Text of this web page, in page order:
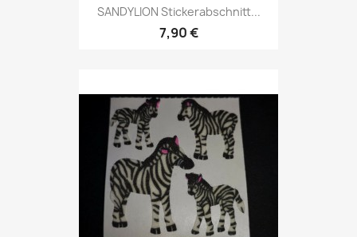
SANDYLION Stickerabschnitt...
7,90 €